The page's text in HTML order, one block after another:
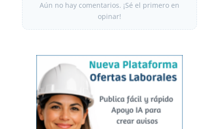
Aún no hay comentarios. ¡Sé el primero en
opinar!